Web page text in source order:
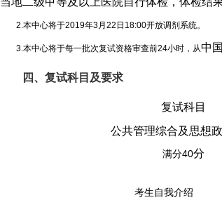
2.本中心将于2019年3月22日18:00开放调剂系统。
3.本中心将于每一批次复试资格审查前24小时，从中
四、 复试科目及要求
复试科目
公共管理综合及 思想
满分40分
考生自我介绍